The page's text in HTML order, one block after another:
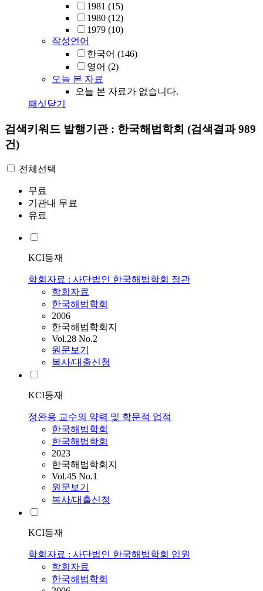
1981 (15)
1980 (12)
1979 (10)
작성언어
한국어 (146)
영어 (2)
오늘 본 자료
오늘 본 자료가 없습니다.
패싯닫기
검색키워드 발행기관 : 한국해법학회 (검색결과 989
건)
전체선택
무료
기관내 무료
유료
KCI등재
학회자료 : 사단법인 한국해법학회 정관
학회자료
한국해법학회
2006
한국해법학회지
Vol.28 No.2
원문보기
복사/대출신청
KCI등재
정완용 교수의 약력 및 학문적 업적
한국해법학회
한국해법학회
2023
한국해법학회지
Vol.45 No.1
원문보기
복사/대출신청
KCI등재
학회자료 : 사단법인 한국해법학회 임원
학회자료
한국해법학회